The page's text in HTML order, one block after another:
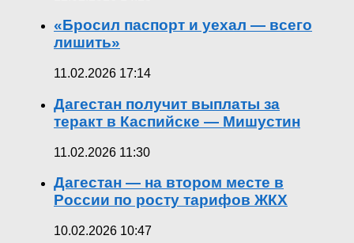
«Бросил паспорт и уехал — всего
лишить»
11.02.2026 17:14
Дагестан получит выплаты за
теракт в Каспийске — Мишустин
11.02.2026 11:30
Дагестан — на втором месте в
России по росту тарифов ЖКХ
10.02.2026 10:47